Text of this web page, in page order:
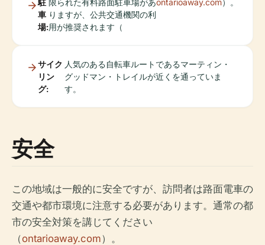
駐
車
場:
限られた有料路面駐車場があ
りますが、公共交通機関の利
用が推奨されます（
ontarioaway.com）。
サイク
リン
グ:
人気のある自転車ルートであるマーティン・
グッドマン・トレイルが近くを通っていま
す。
安全
この地域は一般的に安全ですが、訪問者は路面電車の
交通や都市環境に注意する必要があります。通常の都
市の安全対策を講じてください
（ontarioaway.com）。